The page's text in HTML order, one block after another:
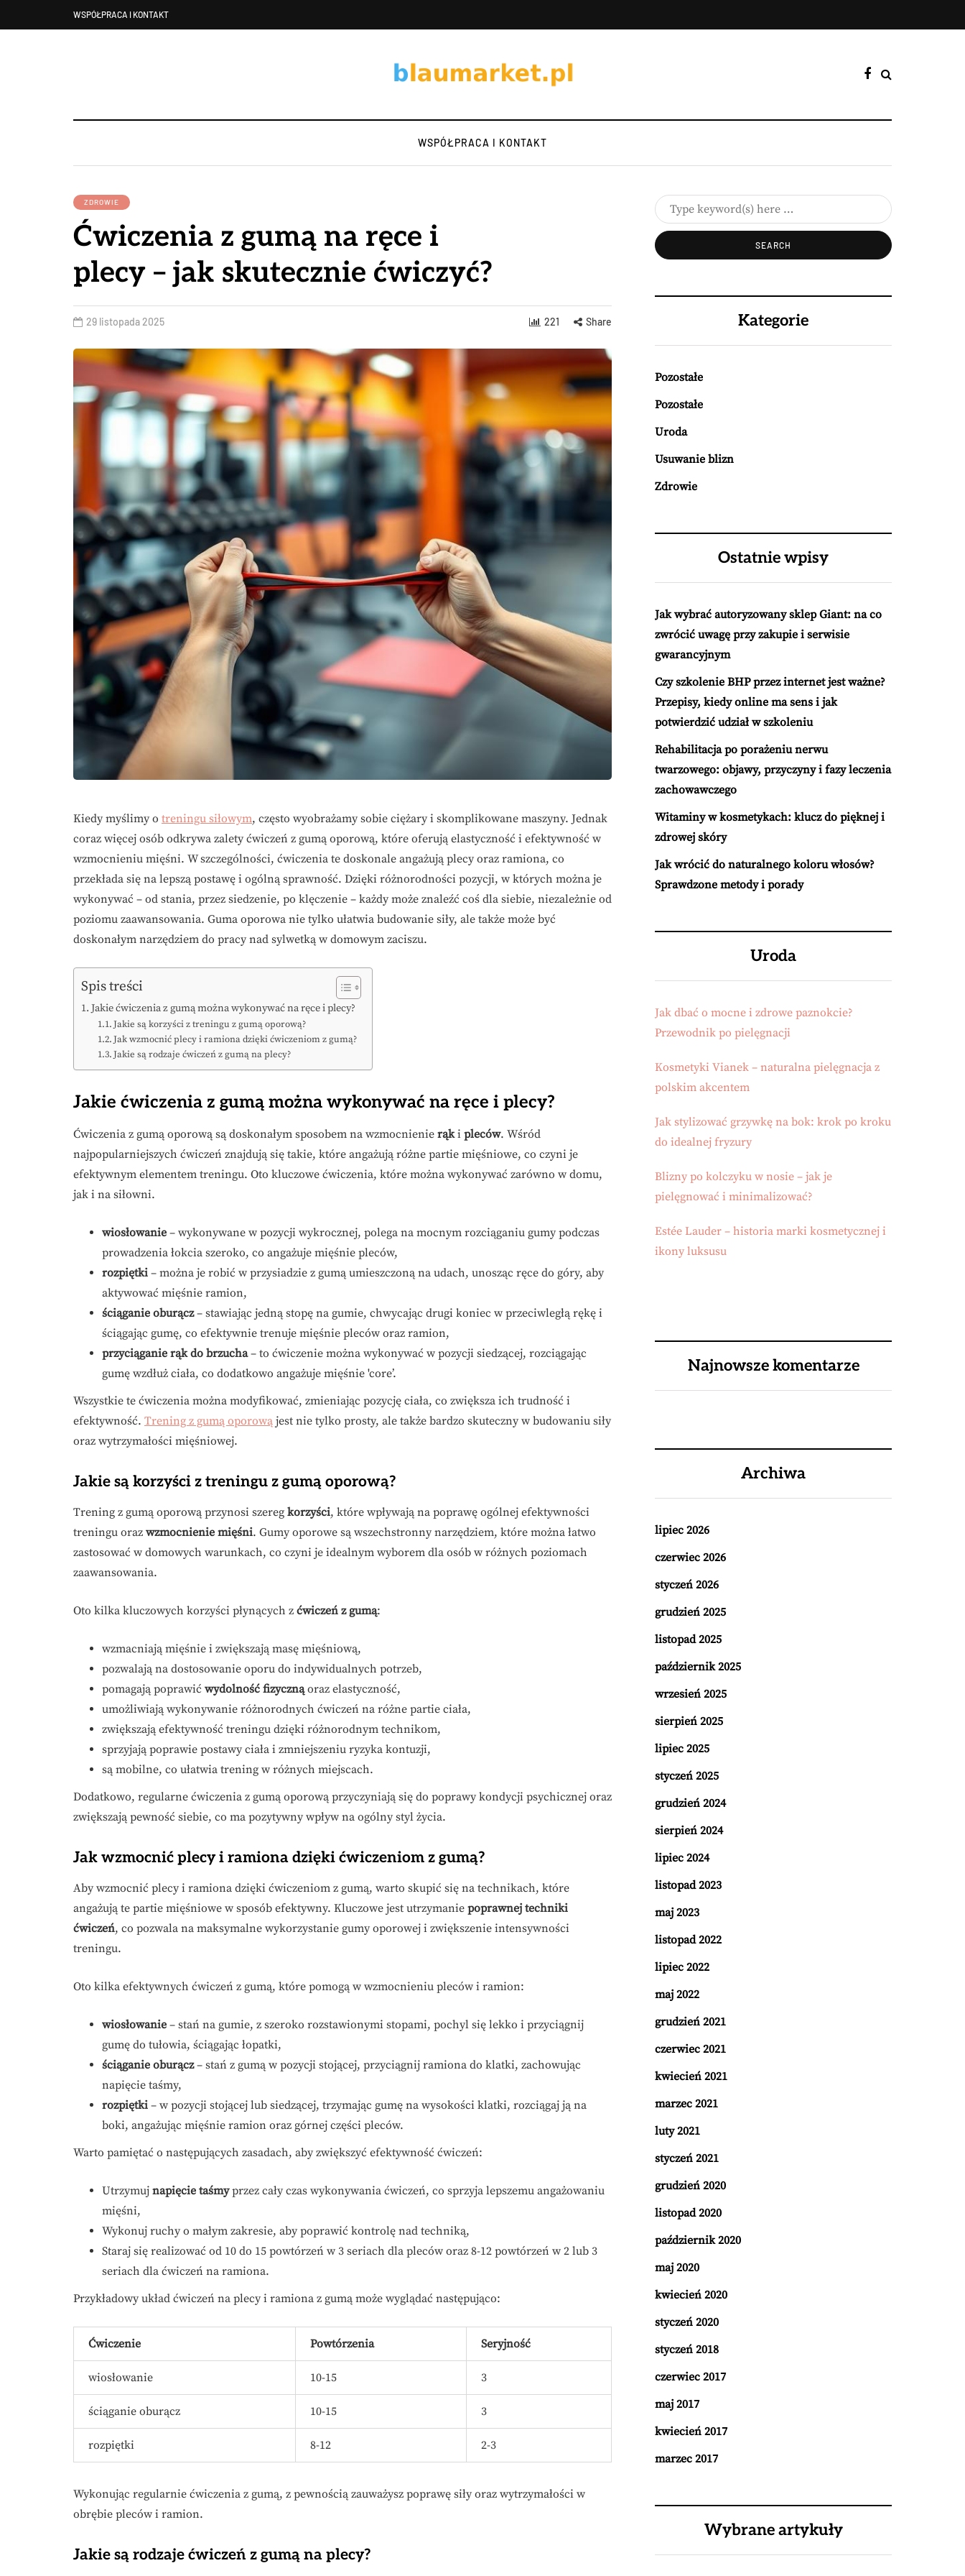
WSPÓŁPRACA I KONTAKT
WSPÓŁPRACA I KONTAKT
ZDROWIE
Ćwiczenia z gumą na ręce i
plecy – jak skutecznie ćwiczyć?
29 listopada 2025 221 Share
Kiedy myślimy o treningu siłowym, często wyobrażamy sobie ciężary i skomplikowane maszyny. Jednak
coraz więcej osób odkrywa zalety ćwiczeń z gumą oporową, które oferują elastyczność i efektywność w
wzmocnieniu mięśni. W szczególności, ćwiczenia te doskonale angażują plecy oraz ramiona, co
przekłada się na lepszą postawę i ogólną sprawność. Dzięki różnorodności pozycji, w których można je
wykonywać – od stania, przez siedzenie, po klęczenie – każdy może znaleźć coś dla siebie, niezależnie od
poziomu zaawansowania. Guma oporowa nie tylko ułatwia budowanie siły, ale także może być
doskonałym narzędziem do pracy nad sylwetką w domowym zaciszu.
Spis treści
Jakie ćwiczenia z gumą można wykonywać na ręce i plecy?
Jakie są korzyści z treningu z gumą oporową?
Jak wzmocnić plecy i ramiona dzięki ćwiczeniom z gumą?
Jakie są rodzaje ćwiczeń z gumą na plecy?
Jakie ćwiczenia z gumą można wykonywać na ręce i plecy?
Ćwiczenia z gumą oporową są doskonałym sposobem na wzmocnienie rąki pleców. Wśród
najpopularniejszych ćwiczeń znajdują się takie, które angażują różne partie mięśniowe, co czyni je
efektywnym elementem treningu. Oto kluczowe ćwiczenia, które można wykonywać zarówno w domu,
jak i na siłowni.
wiosłowanie – wykonywane w pozycji wykrocznej, polega na mocnym rozciąganiu gumy podczas
prowadzenia łokcia szeroko, co angażuje mięśnie pleców,
rozpiętki – można je robić w przysiadzie z gumą umieszczoną na udach, unosząc ręce do góry, aby
aktywować mięśnie ramion,
ściąganie oburącz– stawiając jedną stopę na gumie, chwycając drugi koniec w przeciwległą rękę i
ściągając gumę, co efektywnie trenuje mięśnie pleców oraz ramion,
przyciąganie rąk do brzucha– to ćwiczenie można wykonywać w pozycji siedzącej, rozciągając
gumę wzdłuż ciała, co dodatkowo angażuje mięśnie 'core’.
Wszystkie te ćwiczenia można modyfikować, zmieniając pozycję ciała, co zwiększa ich trudność i
efektywność. Trening z gumą oporową jest nie tylko prosty, ale także bardzo skuteczny w budowaniu siły
oraz wytrzymałości mięśniowej.
Jakie są korzyści z treningu z gumą oporową?
Trening z gumą oporową przynosi szereg korzyści, które wpływają na poprawę ogólnej efektywności
treningu oraz wzmocnienie mięśni. Gumy oporowe są wszechstronny narzędziem, które można łatwo
zastosować w domowych warunkach, co czyni je idealnym wyborem dla osób w różnych poziomach
zaawansowania.
Oto kilka kluczowych korzyści płynących z ćwiczeń z gumą:
wzmacniają mięśnie i zwiększają masę mięśniową,
pozwalają na dostosowanie oporu do indywidualnych potrzeb,
pomagają poprawić wydolność fizycznąoraz elastyczność,
umożliwiają wykonywanie różnorodnych ćwiczeń na różne partie ciała,
zwiększają efektywność treningu dzięki różnorodnym technikom,
sprzyjają poprawie postawy ciała i zmniejszeniu ryzyka kontuzji,
są mobilne, co ułatwia trening w różnych miejscach.
Dodatkowo, regularne ćwiczenia z gumą oporową przyczyniają się do poprawy kondycji psychicznej oraz
zwiększają pewność siebie, co ma pozytywny wpływ na ogólny styl życia.
Jak wzmocnić plecy i ramiona dzięki ćwiczeniom z gumą?
Aby wzmocnić plecy i ramiona dzięki ćwiczeniom z gumą, warto skupić się na technikach, które
angażują te partie mięśniowe w sposób efektywny. Kluczowe jest utrzymanie poprawnej techniki
ćwiczeń, co pozwala na maksymalne wykorzystanie gumy oporowej i zwiększenie intensywności
treningu.
Oto kilka efektywnych ćwiczeń z gumą, które pomogą w wzmocnieniu pleców i ramion:
wiosłowanie – stań na gumie, z szeroko rozstawionymi stopami, pochyl się lekko i przyciągnij
gumę do tułowia, ściągając łopatki,
ściąganie oburącz– stań z gumą w pozycji stojącej, przyciągnij ramiona do klatki, zachowując
napięcie taśmy,
rozpiętki – w pozycji stojącej lub siedzącej, trzymając gumę na wysokości klatki, rozciągaj ją na
boki, angażując mięśnie ramion oraz górnej części pleców.
Warto pamiętać o następujących zasadach, aby zwiększyć efektywność ćwiczeń:
Utrzymuj napięcie taśmyprzez cały czas wykonywania ćwiczeń, co sprzyja lepszemu angażowaniu
mięśni,
Wykonuj ruchy o małym zakresie, aby poprawić kontrolę nad techniką,
Staraj się realizować od 10 do 15 powtórzeń w 3 seriach dla pleców oraz 8-12 powtórzeń w 2 lub 3
seriach dla ćwiczeń na ramiona.
Przykładowy układ ćwiczeń na plecy i ramiona z gumą może wyglądać następująco:
Ćwiczenie Powtórzenia Seryjność
wiosłowanie 10-15 3
ściąganie oburącz 10-15 3
rozpiętki 8-12 2-3
Wykonując regularnie ćwiczenia z gumą, z pewnością zauważysz poprawę siły oraz wytrzymałości w
obrębie pleców i ramion.
Jakie są rodzaje ćwiczeń z gumą na plecy?
Kategorie
Pozostałe
Pozostałe
Uroda
Usuwanie blizn
Zdrowie
Ostatnie wpisy
Jak wybrać autoryzowany sklep Giant: na co
zwrócić uwagę przy zakupie i serwisie
gwarancyjnym
Czy szkolenie BHP przez internet jest ważne?
Przepisy, kiedy online ma sens i jak
potwierdzić udział w szkoleniu
Rehabilitacja po porażeniu nerwu
twarzowego: objawy, przyczyny i fazy leczenia
zachowawczego
Witaminy w kosmetykach: klucz do pięknej i
zdrowej skóry
Jak wrócić do naturalnego koloru włosów?
Sprawdzone metody i porady
Uroda
Jak dbać o mocne i zdrowe paznokcie?
Przewodnik po pielęgnacji
Kosmetyki Vianek – naturalna pielęgnacja z
polskim akcentem
Jak stylizować grzywkę na bok: krok po kroku
do idealnej fryzury
Blizny po kolczyku w nosie – jak je
pielęgnować i minimalizować?
Estée Lauder – historia marki kosmetycznej i
ikony luksusu
Najnowsze komentarze
Archiwa
lipiec 2026
czerwiec 2026
styczeń 2026
grudzień 2025
listopad 2025
październik 2025
wrzesień 2025
sierpień 2025
lipiec 2025
styczeń 2025
grudzień 2024
sierpień 2024
lipiec 2024
listopad 2023
maj 2023
listopad 2022
lipiec 2022
maj 2022
grudzień 2021
czerwiec 2021
kwiecień 2021
marzec 2021
luty 2021
styczeń 2021
grudzień 2020
listopad 2020
październik 2020
maj 2020
kwiecień 2020
styczeń 2020
styczeń 2018
czerwiec 2017
maj 2017
kwiecień 2017
marzec 2017
Wybrane artykuły